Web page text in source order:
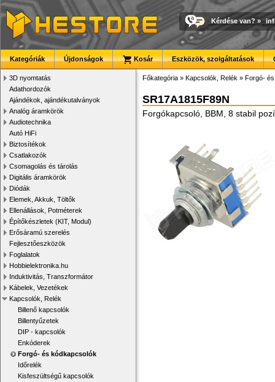
Kérdése van? »
Kategóriák Újdonságok Kosár Eszközök, szolgáltatások
3D nyomtatás
Adathordozók
Ajándékok, ajándékutalványok
Analóg áramkörök
Audiotechnika
Autó HiFi
Biztosítékok
Csatlakozók
Csomagolás és tárolás
Digitális áramkörök
Diódák
Elemek, Akkuk, Töltők
Ellenállások, Potméterek
Építőkészletek (KIT, Modul)
Erősáramú szerelés
Fejlesztőeszközök
Foglalatok
Hobbielektronika.hu
Induktivitás, Transzformátor
Kábelek, Vezetékek
Kapcsolók, Relék
Billenő kapcsolók
Billentyűzetek
DIP - kapcsolók
Enkóderek
Forgó- és kódkapcsolók
Időrelék
Kisfeszültségű kapcsolók
Főkategória » Kapcsolók, Relék » Forgó-
SR17A1815F89N
Forgókapcsoló, BBM, 8 stabil